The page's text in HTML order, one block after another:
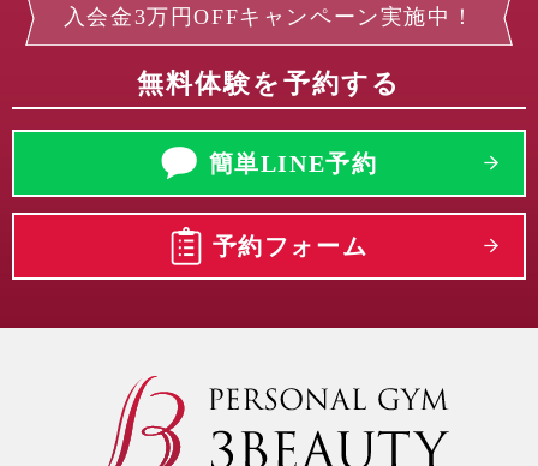
入会金3万円OFFキャンペーン実施中！
無料体験を予約する
簡単LINE予約
予約フォーム